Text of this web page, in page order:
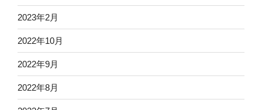
2023年2月
2022年10月
2022年9月
2022年8月